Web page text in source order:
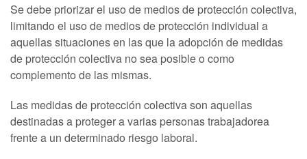
Se debe priorizar el uso de medios de protección colectiva,
limitando el uso de medios de protección individual a
aquellas situaciones en las que la adopción de medidas
de protección colectiva no sea posible o como
complemento de las mismas.
Las medidas de protección colectiva son aquellas
destinadas a proteger a varias personas trabajadorea
frente a un determinado riesgo laboral.